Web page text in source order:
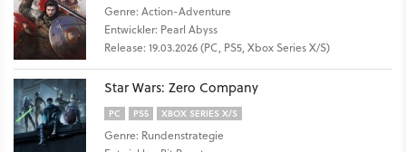
Genre: Action-Adventure
Entwickler: Pearl Abyss
Release: 19.03.2026 (PC, PS5, Xbox Series X/S)
Star Wars: Zero Company
PC PS5 XBOX SERIES X/S
Genre: Rundenstrategie